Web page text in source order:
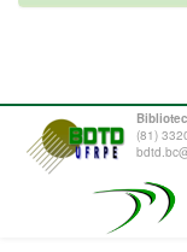
(81)